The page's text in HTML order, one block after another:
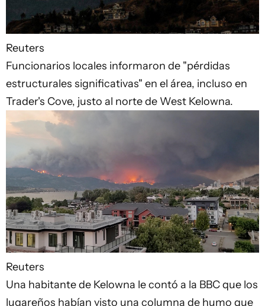
Reuters
Funcionarios locales informaron de "pérdidas
estructurales significativas" en el área, incluso en
Trader's Cove, justo al norte de West Kelowna.
Reuters
Una habitante de Kelowna le contó a la BBC que los
lugareños habían visto una columna de humo que